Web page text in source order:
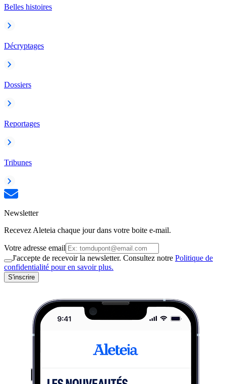
Belles histoires
Décryptages
Dossiers
Reportages
Tribunes
Newsletter
Recevez Aleteia chaque jour dans votre boite e-mail.
Votre adresse email
J'accepte de recevoir la newsletter. Consultez notre Politique de
confidentialité pour en savoir plus.
S'inscrire